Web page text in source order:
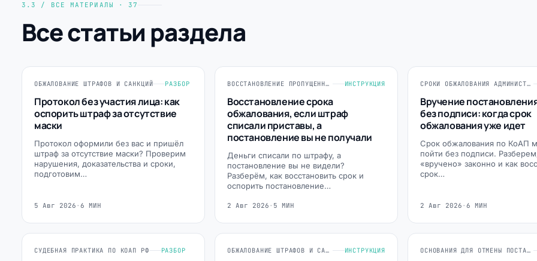
3.3 / ВСЕ МАТЕРИАЛЫ · 37
Все статьи раздела
ОБЖАЛОВАНИЕ ШТРАФОВ И САНКЦИЙ РАЗБОР
Протокол без участия лица: как
оспорить штраф за отсутствие
маски
Протокол оформили без вас и пришёл
штраф за отсутствие маски? Проверим
нарушения, доказательства и сроки,
подготовим…
5 Авг 2026 · 6 МИН
ВОССТАНОВЛЕНИЕ ПРОПУЩЕННЫХ СРОКОВ ИНСТРУКЦИЯ
Восстановление срока
обжалования, если штраф
списали приставы, а
постановление вы не получали
Деньги списали по штрафу, а
постановление вы не видели?
Разберём, как восстановить срок и
оспорить постановление…
2 Авг 2026 · 5 МИН
СРОКИ ОБЖАЛОВАНИЯ АДМИНИСТРАТИВНЫХ ПОСТАНОВЛЕНИЙ
Вручение
без подписи: когда срок
обжалования уже идет
Срок обжалования по КоАП
пойти без подписи.
«вручено» законно и как
срок…
2 Авг 2026 · 6 МИН
СУДЕБНАЯ ПРАКТИКА ПО КОАП РФ РАЗБОР ОБЖАЛОВАНИЕ ШТРАФОВ И САНКЦИЙ ИНСТРУКЦИЯ ОСНОВАНИЯ ДЛЯ ОТМЕНЫ ПОСТАНОВЛЕНИЯ